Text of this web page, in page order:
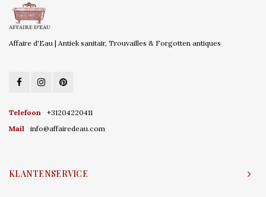
Affaire d'Eau | Antiek sanitair, Trouvailles & Forgotten antiques
Telefoon
+31204220411
Mail
info@affairedeau.com
KLANTENSERVICE